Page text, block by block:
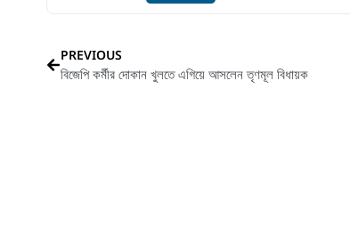
PREVIOUS
বিজেপি কর্মীর দোকান খুলতে এগিয়ে আসলেন তৃণমূল বিধায়ক